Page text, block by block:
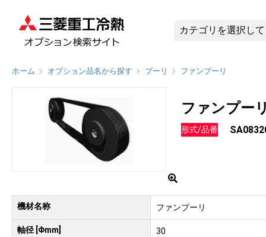
SA08320
ホーム オプション品名から探す プーリ ファンプーリ
ファンプー
形式/品番
機材名称 ファンプーリ
軸径 [Φmm] 30